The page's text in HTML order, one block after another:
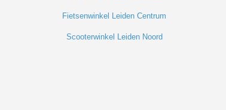
Fietsenwinkel Leiden Centrum
Scooterwinkel Leiden Noord